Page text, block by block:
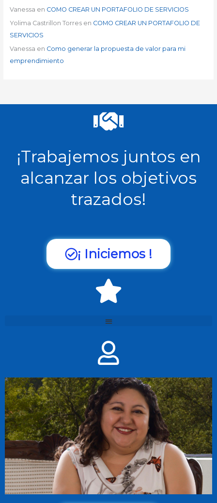
Vanessa en COMO CREAR UN PORTAFOLIO DE SERVICIOS
Yolima Castrillon Torresen COMO CREAR UN PORTAFOLIO DE
SERVICIOS
Vanessa en Como generar la propuesta de valor para mi
emprendimiento
¡Trabajemos juntos en
alcanzar los objetivos
trazados!
¡ Iniciemos !